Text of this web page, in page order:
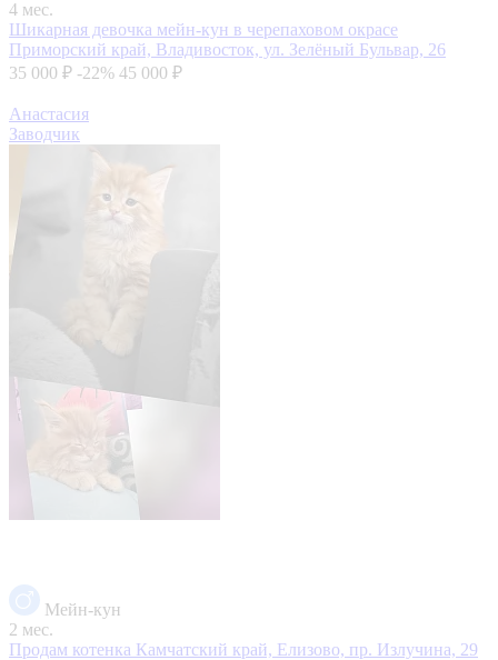
4 мес.
Шикарная девочка мейн-кун в черепаховом окрасе
Приморский край, Владивосток, ул. Зелёный Бульвар, 26
35 000 ₽ -22% 45 000 ₽
Анастасия
Заводчик
Мейн-кун
2 мес.
Продам котенка Камчатский край, Елизово, пр. Излучина, 29